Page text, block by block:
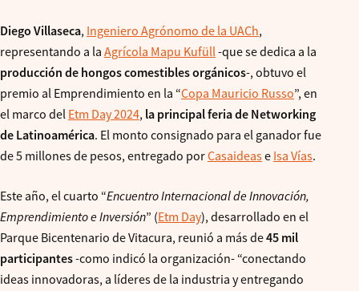
Diego Villaseca, Ingeniero Agrónomo de la UACh,
representando a la Agrícola Mapu Kufüll-que se dedica a la
producción de hongos comestibles orgánicos-, obtuvo el
premio al Emprendimiento en la “Copa Mauricio Russo”, en
el marco del Etm Day 2024, la principal feria de Networking
de Latinoamérica. El monto consignado para el ganador fue
de 5 millones de pesos, entregado porCasaidease Isa Vías.
Este año, el cuarto “Encuentro Internacional de Innovación,
Emprendimiento e Inversión” (Etm Day), desarrollado en el
Parque Bicentenario de Vitacura, reunió a más de45 mil
participantes-como indicó la organización- “conectando
ideas innovadoras, a líderes de la industria y entregando